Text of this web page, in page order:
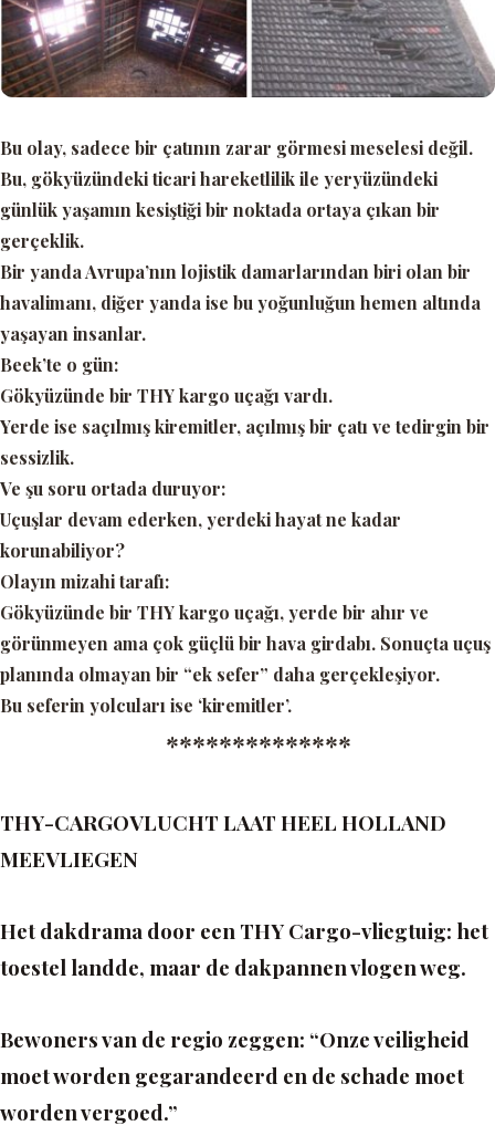
Bu olay, sadece bir çatının zarar görmesi meselesi değil.
Bu, gökyüzündeki ticari hareketlilik ile yeryüzündeki
günlük yaşamın kesiştiği bir noktada ortaya çıkan bir
gerçeklik.
Bir yanda Avrupa’nın lojistik damarlarından biri olan bir
havalimanı, diğer yanda ise bu yoğunluğun hemen altında
yaşayan insanlar.
Beek’te o gün:
Gökyüzünde bir THY kargo uçağı vardı.
Yerde ise saçılmış kiremitler, açılmış bir çatı ve tedirgin bir
sessizlik.
Ve şu soru ortada duruyor:
Uçuşlar devam ederken, yerdeki hayat ne kadar
korunabiliyor?
Olayın mizahi tarafı:
Gökyüzünde bir THY kargo uçağı, yerde bir ahır ve
görünmeyen ama çok güçlü bir hava girdabı. Sonuçta uçuş
planında olmayan bir “ek sefer” daha gerçekleşiyor.
Bu seferin yolcuları ise ‘kiremitler’.
**************
THY-CARGOVLUCHT LAAT HEEL HOLLAND
MEEVLIEGEN
Het dakdrama door een THY Cargo-vliegtuig: het
toestel landde, maar de dakpannen vlogen weg.
Bewoners van de regio zeggen: “Onze veiligheid
moet worden gegarandeerd en de schade moet
worden vergoed.”